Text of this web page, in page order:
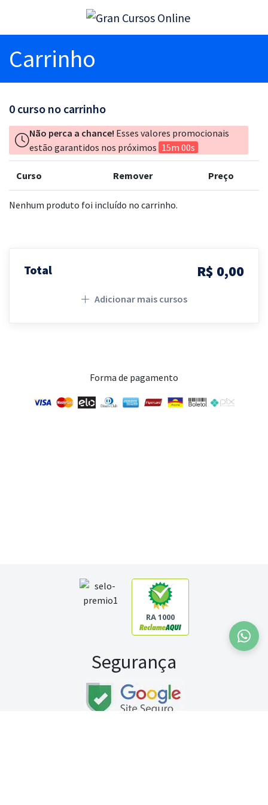
Carrinho
0 curso no carrinho
Não perca a chance! Esses valores promocionais
estão garantidos nos próximos 15m 00s
Curso Remover Preço
Nenhum produto foi incluído no carrinho.
Total R$ 0,00
Adicionar mais cursos
Forma de pagamento
RA 1000
Segurança